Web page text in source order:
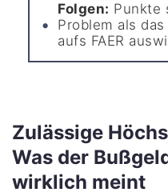
Folgen: Punkte
Problem als
aufs FAER
Zulässige
Was der
wirklich meint